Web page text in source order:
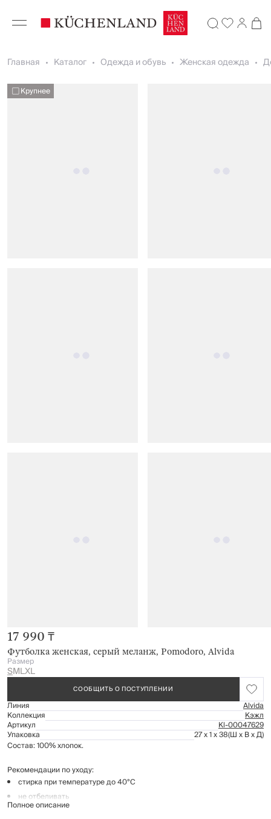
Главная Каталог Одежда и обувь Женская одежда
Крупнее
Футболка женская, серый меланж, Pomodoro, Alvida
17 990 ₸
Размер
SMLXL
СООБЩИТЬ О ПОСТУПЛЕНИИ
Линия Alvida
Коллекция Кэжл
Артикул Kl-00047629
Упаковка 27 x 1 x 38(Ш x В x Д)
Состав: 100% хлопок.
Рекомендации по уходу:
стирка при температуре до 40°C
не отбеливать
гладить при низкой температуре (до 110°C), без пара
Полное описание